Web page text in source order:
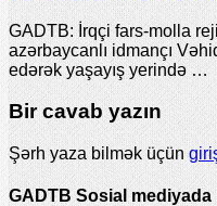
GADTB: İrqçi fars-molla
azərbaycanlı idmançı
edərək yaşayış yerində …
Bir cavab yazın
Şərh yaza bilmək üçün
GADTB Sosial mediyada